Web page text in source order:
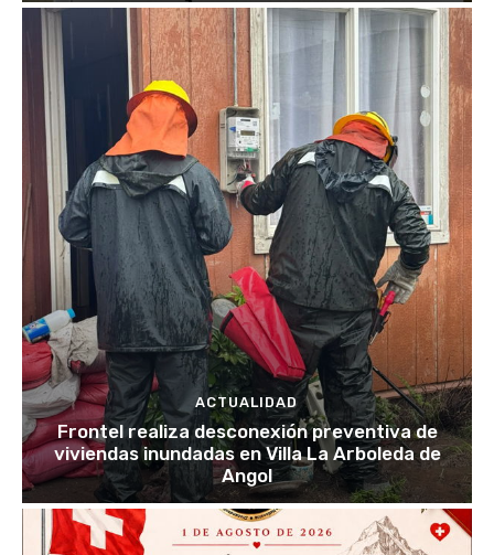
ACTUALIDAD
Frontel realiza desconexión preventiva de
viviendas inundadas en Villa La Arboleda de
Angol